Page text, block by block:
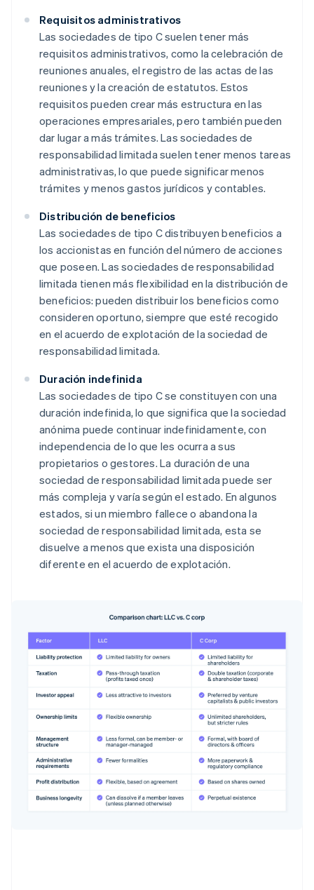
Requisitos administrativos
Las sociedades de tipo C suelen tener más
requisitos administrativos, como la celebración de
reuniones anuales, el registro de las actas de las
reuniones y la creación de estatutos. Estos
requisitos pueden crear más estructura en las
operaciones empresariales, pero también pueden
dar lugar a más trámites. Las sociedades de
responsabilidad limitada suelen tener menos tareas
administrativas, lo que puede significar menos
trámites y menos gastos jurídicos y contables.
Distribución de beneficios
Las sociedades de tipo C distribuyen beneficios a
los accionistas en función del número de acciones
que poseen. Las sociedades de responsabilidad
limitada tienen más flexibilidad en la distribución de
beneficios: pueden distribuir los beneficios como
consideren oportuno, siempre que esté recogido
en el acuerdo de explotación de la sociedad de
responsabilidad limitada.
Duración indefinida
Las sociedades de tipo C se constituyen con una
duración indefinida, lo que significa que la sociedad
anónima puede continuar indefinidamente, con
independencia de lo que les ocurra a sus
propietarios o gestores. La duración de una
sociedad de responsabilidad limitada puede ser
más compleja y varía según el estado. En algunos
estados, si un miembro fallece o abandona la
sociedad de responsabilidad limitada, esta se
disuelve a menos que exista una disposición
diferente en el acuerdo de explotación.